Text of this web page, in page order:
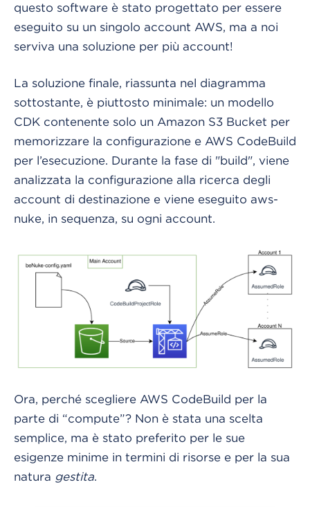
questo software è stato progettato per essere
eseguito su un singolo account AWS, ma a noi
serviva una soluzione per più account!
La soluzione finale, riassunta nel diagramma
sottostante, è piuttosto minimale: un modello
CDK contenente solo un Amazon S3 Bucket per
memorizzare la configurazione e AWS CodeBuild
per l’esecuzione. Durante la fase di "build", viene
analizzata la configurazione alla ricerca degli
account di destinazione e viene eseguito aws-
nuke, in sequenza, su ogni account.
Ora, perché scegliere AWS CodeBuild per la
parte di “compute”? Non è stata una scelta
semplice, ma è stato preferito per le sue
esigenze minime in termini di risorse e per la sua
natura gestita.